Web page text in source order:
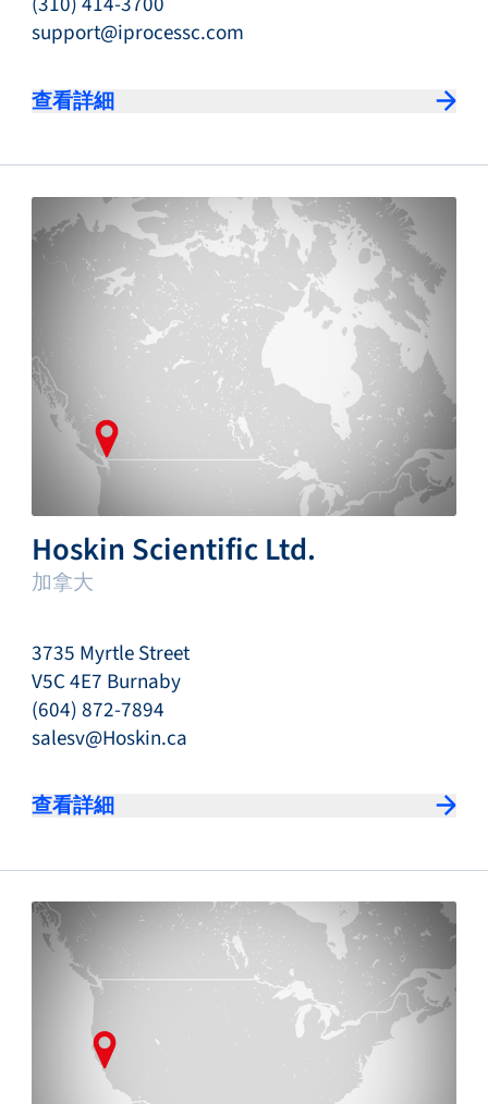
support@iprocessc.com
查看詳細
Hoskin Scientific Ltd.
加拿大
3735 Myrtle Street
V5C 4E7 Burnaby
(604) 872-7894
salesv@Hoskin.ca
查看詳細